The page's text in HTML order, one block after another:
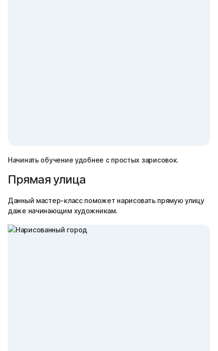
Начинать обучение удобнее с простых зарисовок.
Прямая улица
Данный мастер-класс поможет нарисовать прямую улицу
даже начинающим художникам.